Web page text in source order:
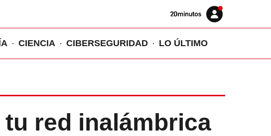
Volver
Iniciar
sesión
CIENCIA CIBERSEGURIDAD LO ÚLTIMO
red inalámbrica